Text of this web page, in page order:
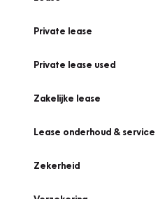
Private lease
Private lease used
Zakelijke lease
Lease onderhoud & service
Zekerheid